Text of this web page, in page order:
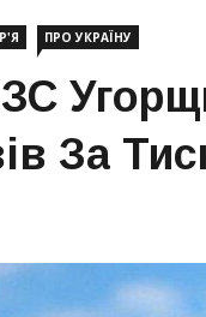
ПРО УКРАЇНУ
За